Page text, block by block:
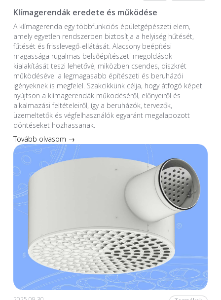
Klímagerendák eredete és működése
A klímagerenda egy többfunkciós épületgépészeti elem,
amely egyetlen rendszerben biztosítja a helyiség hűtését,
fűtését és frisslevegő-ellátását. Alacsony beépítési
magassága rugalmas belsőépítészeti megoldások
kialakítását teszi lehetővé, miközben csendes, diszkrét
működésével a legmagasabb építészeti és beruházói
igényeknek is megfelel. Szakcikkünk célja, hogy átfogó képet
nyújtson a klímagerendák működéséről, előnyeiről és
alkalmazási feltételeiről, így a beruházók, tervezők,
üzemeltetők és végfelhasználók egyaránt megalapozott
döntéseket hozhassanak.
Tovább olvasom →